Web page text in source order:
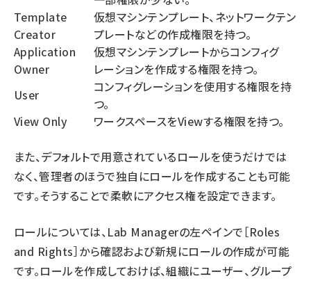
Template
Creator
仮想マシンテンプレート、ネットワークテン
プレートなどの作成権限を持つ。
Application
Owner
仮想マシンテンプレートからコンフィグ
レーションを作成する権限を持つ。
User
コンフィグレーションを使用する権限を持
つ。
View Only
ワークスペースをViewする権限を持つ。
また、デフォルトで用意されているロールを使うだけでは
なく、管理者のほうで独自にロールを作成することも可能
です。そうすることで柔軟にアクセス権を設定できます。
ロールについては、Lab Managerの左ペインで［Roles
and Rights］から確認および新規にロールの作成が可能
です。ロールを作成しておけば、組織にユーザー、グループ